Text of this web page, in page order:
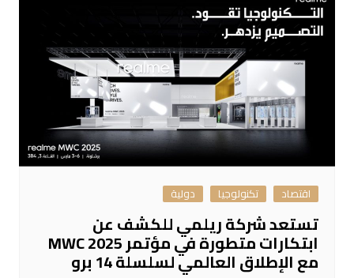
اقتصاد تكنولوجيا دولية
تستعد شركة ريلمي للكشف عن
ابتكارات متطورة في مؤتمر MWC 2025
مع الإطلاق العالمي لسلسلة 14 برو